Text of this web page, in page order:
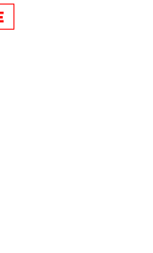
ที่เดอะมอลล์ไลฟ์
พาร์ทเม้นท์สโตร์